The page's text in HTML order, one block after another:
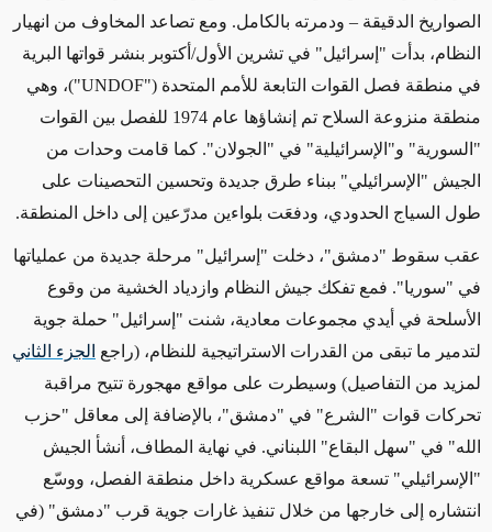
الصواريخ الدقيقة – ودمرته بالكامل. ومع تصاعد المخاوف من انهيار
النظام، بدأت "إسرائيل" في تشرين الأول/أكتوبر بنشر قواتها البرية
في منطقة فصل القوات التابعة للأمم المتحدة ("UNDOF")
، وهي
منطقة منزوعة السلاح تم إنشاؤها عام 1974 للفصل بين القوات
"السورية" و"الإسرائيلية" في "الجولان". كما قامت وحدات من
الجيش "الإسرائيلي" ببناء طرق جديدة وتحسين التحصينات على
طول السياج الحدودي، ودفعَت بلواءين مدرّعين إلى داخل المنطقة.
عقب سقوط "دمشق"، دخلت "إسرائيل" مرحلة جديدة من عملياتها
في "سوريا". فمع تفكك جيش النظام وازدياد الخشية من وقوع
الأسلحة في أيدي مجموعات معادية، شنت "إسرائيل" حملة جوية
لتدمير ما تبقى من القدرات الاستراتيجية للنظام، (راجع الجزء الثاني
لمزيد من التفاصيل) وسيطرت على مواقع مهجورة تتيح مراقبة
تحركات قوات "الشرع" في "دمشق"، بالإضافة إلى معاقل "حزب
الله" في "سهل البقاع" اللبناني. في نهاية المطاف، أنشأ الجيش
"الإسرائيلي" تسعة مواقع عسكرية داخل منطقة الفصل، ووسّع
انتشاره إلى خارجها من خلال تنفيذ غارات جوية قرب "دمشق" (في